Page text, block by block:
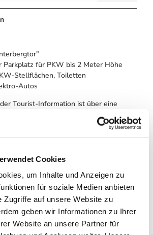
Cookies
um Inhalte und Anzeigen zu
für soziale Medien anbieten
Zugriffe auf unsere Website zu
geben wir Informationen zu Ihrer
Website an unsere Partner für
für PKW bis 2 Meter Höhe
Stellflächen, Toiletten
Autos
Tourist-Information ist über eine
erreichen. Loipeneinstieg und
Brocken) direkt am Parkhaus.
an der Ein- / Ausfahrt zum Parkhaus.
Schierke
OT Schierke
brocken.de